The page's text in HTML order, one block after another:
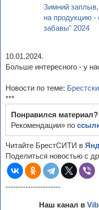
Зимний
на продукцию -
забавы" 2024
10.01.2024.
Больше интересного - у
Новости по теме:
***
Понравился материал?
Рекомендации» по
Читайте БрестСИТИ в
Поделиться новостью с
----------------------
Наш канал в